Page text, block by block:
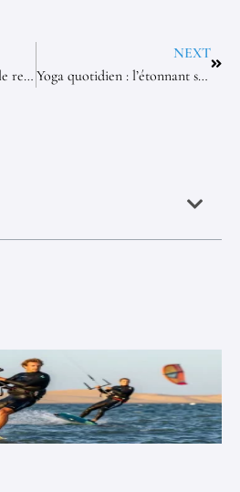
Peau grasse : découvrez le remède miracle qu’on vous cachait !
NEXT
Yoga quotidien : l’étonnant secret bien-être des femmes révélée !